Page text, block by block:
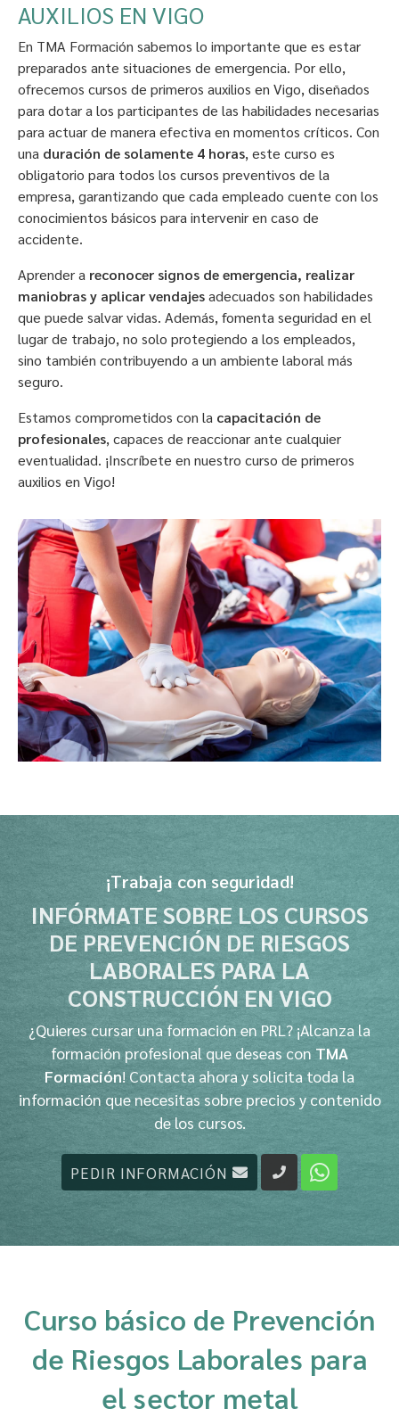
AUXILIOS EN VIGO
En TMA Formación sabemos lo importante que es estar
preparados ante situaciones de emergencia. Por ello,
ofrecemos cursos de primeros auxilios en Vigo, diseñados
para dotar a los participantes de las habilidades necesarias
para actuar de manera efectiva en momentos críticos. Con
una duración de solamente 4 horas, este curso es
obligatorio para todos los cursos preventivos de la
empresa, garantizando que cada empleado cuente con los
conocimientos básicos para intervenir en caso de
accidente.
Aprender a reconocer signos de emergencia, realizar
maniobras y aplicar vendajesadecuados son habilidades
que puede salvar vidas. Además, fomenta seguridad en el
lugar de trabajo, no solo protegiendo a los empleados,
sino también contribuyendo a un ambiente laboral más
seguro.
Estamos comprometidos con la capacitación de
profesionales, capaces de reaccionar ante cualquier
eventualidad. ¡Inscríbete en nuestro curso de primeros
auxilios en Vigo!
¡Trabaja con seguridad!
INFÓRMATE SOBRE LOS CURSOS
DE PREVENCIÓN DE RIESGOS
LABORALES PARA LA
CONSTRUCCIÓN EN VIGO
¿Quieres cursar una formación en PRL? ¡Alcanza la
formación profesional que deseas con TMA
Formación! Contacta ahora y solicita toda la
información que necesitas sobre precios y contenido
de los cursos.
PEDIR INFORMACIÓN
Curso básico de Prevención
de Riesgos Laborales para
el sector metal